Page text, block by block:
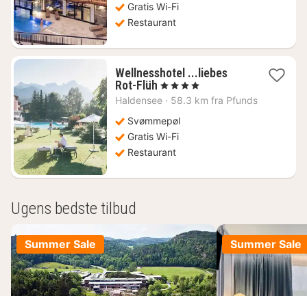
Gratis Wi-Fi
Restaurant
Wellnesshotel ...liebes
Rot-Flüh 1
nat
1418
kr.
, 4 Stjerner
Haldensee · 58.3 km fra Pfunds
Svømmepøl
Gratis Wi-Fi
Restaurant
Ugens bedste tilbud
Summer Sale Summer Sale